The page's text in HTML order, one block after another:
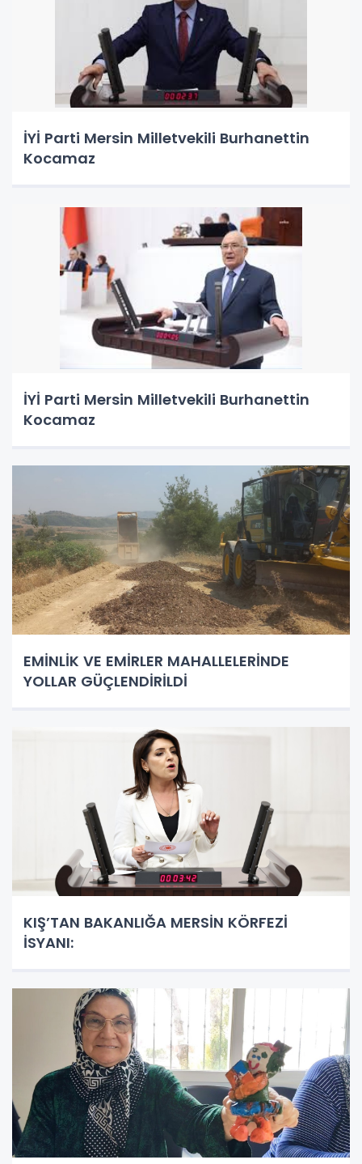
İYİ Parti Mersin Milletvekili Burhanettin
Kocamaz
İYİ Parti Mersin Milletvekili Burhanettin
Kocamaz
EMİNLİK VE EMİRLER MAHALLELERİNDE
YOLLAR GÜÇLENDİRİLDİ
KIŞ’TAN BAKANLIĞA MERSİN KÖRFEZİ
İSYANI: